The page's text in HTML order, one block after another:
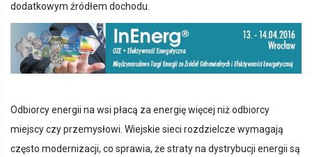
dodatkowym źródłem dochodu.
Odbiorcy energii na wsi płacą za energię więcej niż odbiorcy
miejscy czy przemysłowi. Wiejskie sieci rozdzielcze wymagają
często modernizacji, co sprawia, że straty na dystrybucji energii są